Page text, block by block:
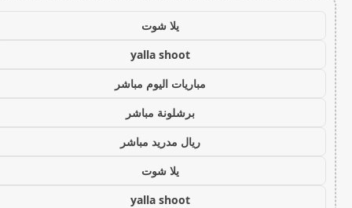
يلا شوت
yalla shoot
مباريات اليوم مباشر
برشلونة مباشر
ريال مدريد مباشر
يلا شوت
yalla shoot